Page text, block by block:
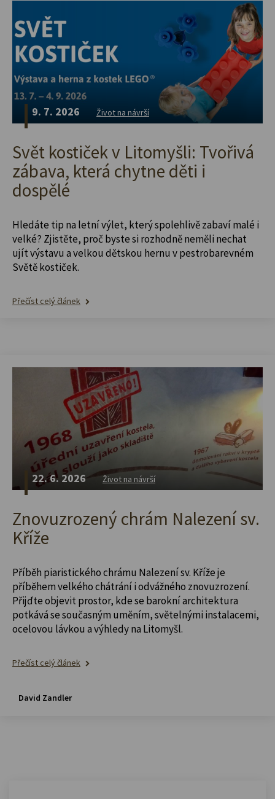
9. 7. 2026 Život na návrší
Svět kostiček v Litomyšli: Tvořivá
zábava, která chytne děti i
dospělé
Hledáte tip na letní výlet, který spolehlivě zabaví malé i
velké? Zjistěte, proč byste si rozhodně neměli nechat
ujít výstavu a velkou dětskou hernu v pestrobarevném
Světě kostiček.
Přečíst celý článek
22. 6. 2026 Život na návrší
Znovuzrozený chrám Nalezení sv.
Kříže
Příběh piaristického chrámu Nalezení sv. Kříže je
příběhem velkého chátrání i odvážného znovuzrození.
Přijďte objevit prostor, kde se barokní architektura
potkává se současným uměním, světelnými instalacemi,
ocelovou lávkou a výhledy na Litomyšl.
Přečíst celý článek
David Zandler